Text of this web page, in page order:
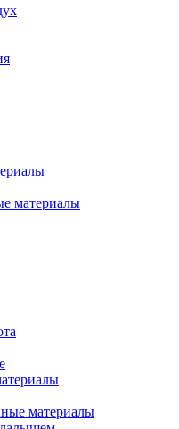
материалы
материалы